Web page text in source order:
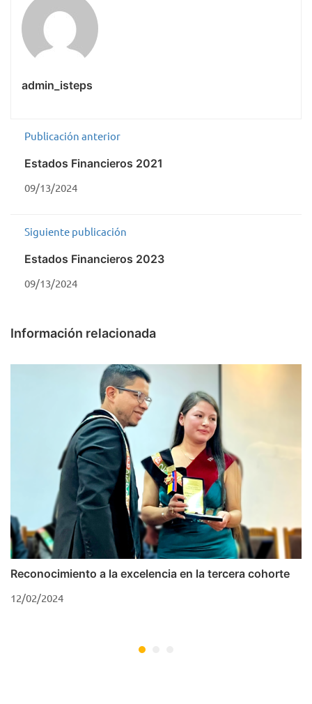
admin_isteps
Publicación anterior
Estados Financieros 2021
09/13/2024
Siguiente publicación
Estados Financieros 2023
09/13/2024
Información relacionada
Reconocimiento a la excelencia en la tercera cohorte
12/02/2024